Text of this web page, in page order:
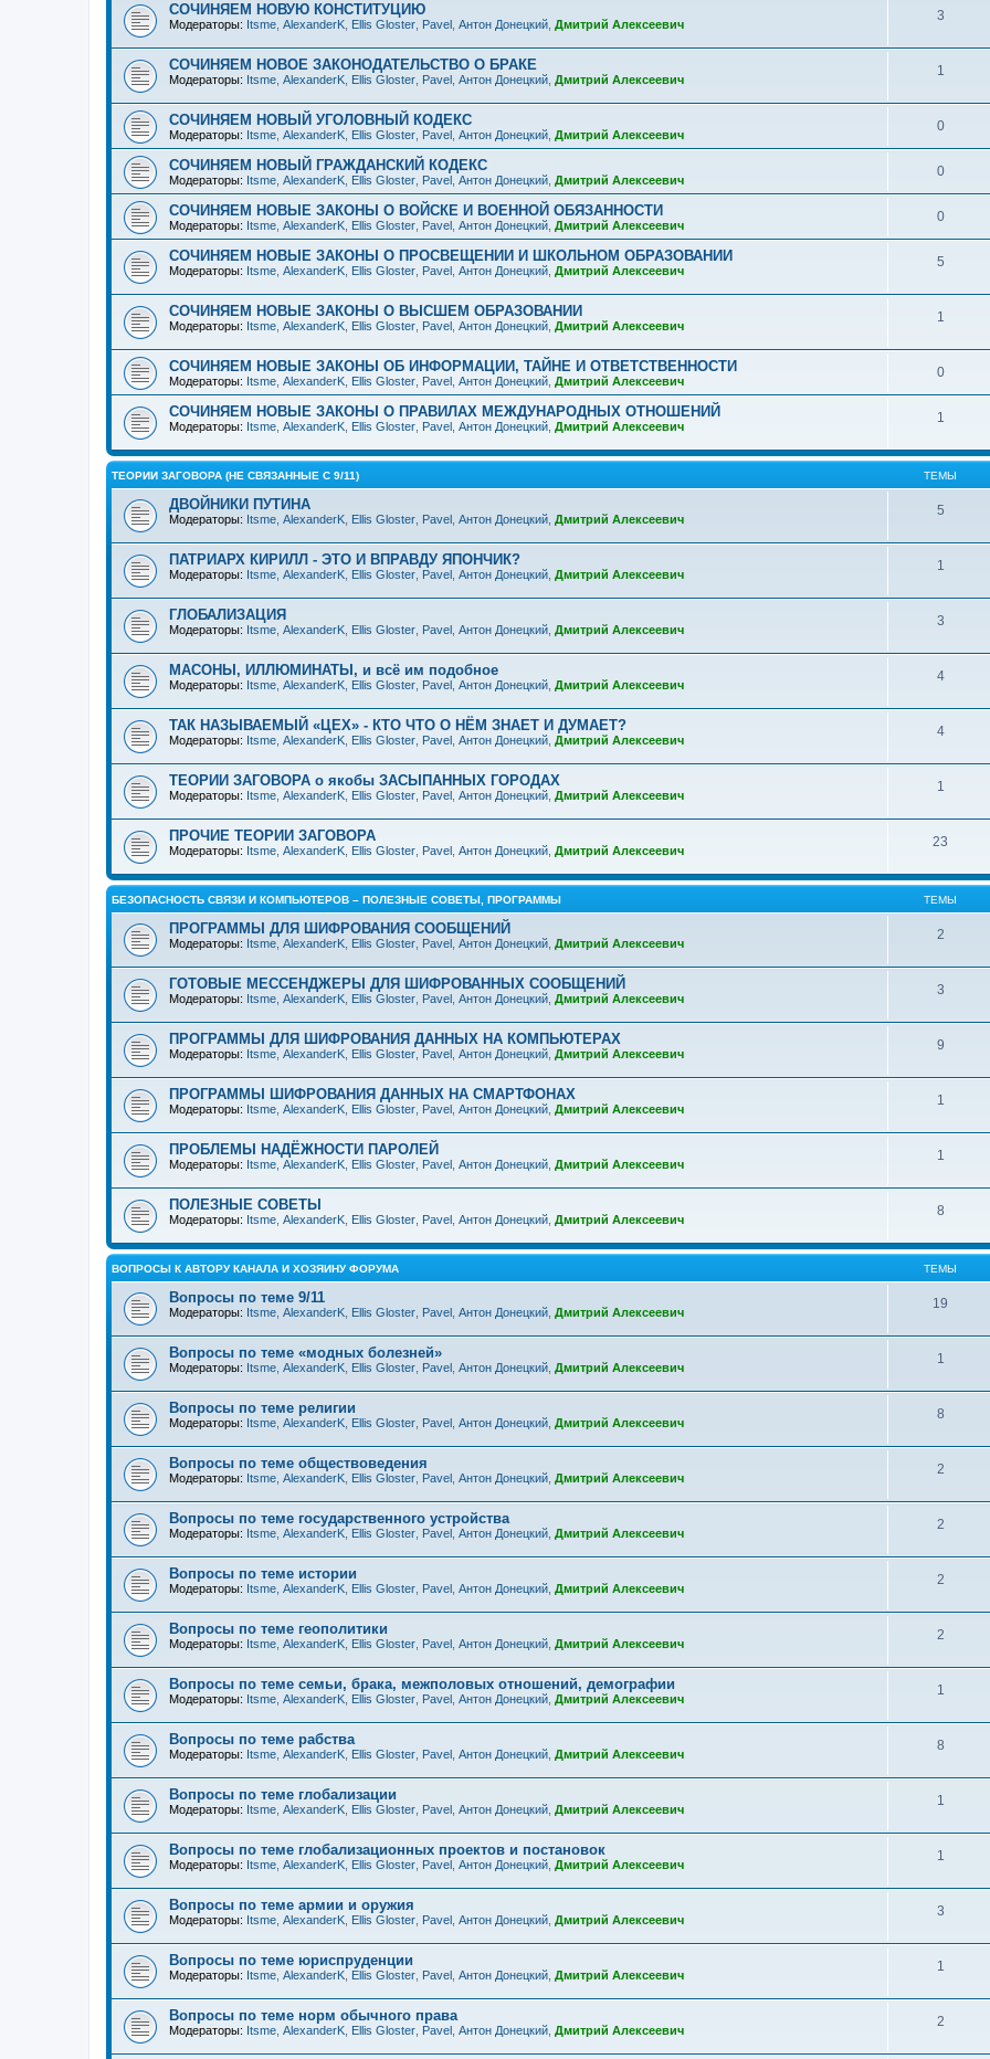
СОЧИНЯЕМ НОВУЮ КОНСТИТУЦИЮ
Модераторы: Itsme AlexanderK Ellis Gloster Pavel Антон Донецкий Дмитрий Алексеевич
3
СОЧИНЯЕМ НОВОЕ ЗАКОНОДАТЕЛЬСТВО О БРАКЕ
Модераторы: Itsme AlexanderK Ellis Gloster Pavel Антон Донецкий Дмитрий Алексеевич
1
СОЧИНЯЕМ НОВЫЙ УГОЛОВНЫЙ КОДЕКС
Модераторы: Itsme AlexanderK Ellis Gloster Pavel Антон Донецкий Дмитрий Алексеевич
0
СОЧИНЯЕМ НОВЫЙ ГРАЖДАНСКИЙ КОДЕКС
Модераторы: Itsme AlexanderK Ellis Gloster Pavel Антон Донецкий Дмитрий Алексеевич
0
СОЧИНЯЕМ НОВЫЕ ЗАКОНЫ О ВОЙСКЕ И ВОЕННОЙ ОБЯЗАННОСТИ
Модераторы: Itsme AlexanderK Ellis Gloster Pavel Антон Донецкий Дмитрий Алексеевич
0
СОЧИНЯЕМ НОВЫЕ ЗАКОНЫ О ПРОСВЕЩЕНИИ И ШКОЛЬНОМ ОБРАЗОВАНИИ
Модераторы: Itsme AlexanderK Ellis Gloster Pavel Антон Донецкий Дмитрий Алексеевич
5
СОЧИНЯЕМ НОВЫЕ ЗАКОНЫ О ВЫСШЕМ ОБРАЗОВАНИИ
Модераторы: Itsme AlexanderK Ellis Gloster Pavel Антон Донецкий Дмитрий Алексеевич
1
СОЧИНЯЕМ НОВЫЕ ЗАКОНЫ ОБ ИНФОРМАЦИИ, ТАЙНЕ И ОТВЕТСТВЕННОСТИ
Модераторы: Itsme AlexanderK Ellis Gloster Pavel Антон Донецкий Дмитрий Алексеевич
0
СОЧИНЯЕМ НОВЫЕ ЗАКОНЫ О ПРАВИЛАХ МЕЖДУНАРОДНЫХ ОТНОШЕНИЙ
Модераторы: Itsme AlexanderK Ellis Gloster Pavel Антон Донецкий Дмитрий Алексеевич
1
ТЕОРИИ ЗАГОВОРА (НЕ СВЯЗАННЫЕ С 9/11) ТЕМЫ
ДВОЙНИКИ ПУТИНА
Модераторы: Itsme AlexanderK Ellis Gloster Pavel Антон Донецкий Дмитрий Алексеевич
5
ПАТРИАРХ КИРИЛЛ - ЭТО И ВПРАВДУ ЯПОНЧИК?
Модераторы: Itsme AlexanderK Ellis Gloster Pavel Антон Донецкий Дмитрий Алексеевич
1
ГЛОБАЛИЗАЦИЯ
Модераторы: Itsme AlexanderK Ellis Gloster Pavel Антон Донецкий Дмитрий Алексеевич
3
МАСОНЫ, ИЛЛЮМИНАТЫ, и всё им подобное
Модераторы: Itsme AlexanderK Ellis Gloster Pavel Антон Донецкий Дмитрий Алексеевич
4
ТАК НАЗЫВАЕМЫЙ «ЦЕХ» - КТО ЧТО О НЁМ ЗНАЕТ И ДУМАЕТ?
Модераторы: Itsme AlexanderK Ellis Gloster Pavel Антон Донецкий Дмитрий Алексеевич
4
ТЕОРИИ ЗАГОВОРА о якобы ЗАСЫПАННЫХ ГОРОДАХ
Модераторы: Itsme AlexanderK Ellis Gloster Pavel Антон Донецкий Дмитрий Алексеевич
1
ПРОЧИЕ ТЕОРИИ ЗАГОВОРА
Модераторы: Itsme AlexanderK Ellis Gloster Pavel Антон Донецкий Дмитрий Алексеевич
23
БЕЗОПАСНОСТЬ СВЯЗИ И КОМПЬЮТЕРОВ – ПОЛЕЗНЫЕ СОВЕТЫ, ПРОГРАММЫ ТЕМЫ
ПРОГРАММЫ ДЛЯ ШИФРОВАНИЯ СООБЩЕНИЙ
Модераторы: Itsme AlexanderK Ellis Gloster Pavel Антон Донецкий Дмитрий Алексеевич
2
ГОТОВЫЕ МЕССЕНДЖЕРЫ ДЛЯ ШИФРОВАННЫХ СООБЩЕНИЙ
Модераторы: Itsme AlexanderK Ellis Gloster Pavel Антон Донецкий Дмитрий Алексеевич
3
ПРОГРАММЫ ДЛЯ ШИФРОВАНИЯ ДАННЫХ НА КОМПЬЮТЕРАХ
Модераторы: Itsme AlexanderK Ellis Gloster Pavel Антон Донецкий Дмитрий Алексеевич
9
ПРОГРАММЫ ШИФРОВАНИЯ ДАННЫХ НА СМАРТФОНАХ
Модераторы: Itsme AlexanderK Ellis Gloster Pavel Антон Донецкий Дмитрий Алексеевич
1
ПРОБЛЕМЫ НАДЁЖНОСТИ ПАРОЛЕЙ
Модераторы: Itsme AlexanderK Ellis Gloster Pavel Антон Донецкий Дмитрий Алексеевич
1
ПОЛЕЗНЫЕ СОВЕТЫ
Модераторы: Itsme AlexanderK Ellis Gloster Pavel Антон Донецкий Дмитрий Алексеевич
8
ВОПРОСЫ К АВТОРУ КАНАЛА И ХОЗЯИНУ ФОРУМА ТЕМЫ
Вопросы по теме 9/11
Модераторы: Itsme AlexanderK Ellis Gloster Pavel Антон Донецкий Дмитрий Алексеевич
19
Вопросы по теме «модных болезней»
Модераторы: Itsme AlexanderK Ellis Gloster Pavel Антон Донецкий Дмитрий Алексеевич
1
Вопросы по теме религии
Модераторы: Itsme AlexanderK Ellis Gloster Pavel Антон Донецкий Дмитрий Алексеевич
8
Вопросы по теме обществоведения
Модераторы: Itsme AlexanderK Ellis Gloster Pavel Антон Донецкий Дмитрий Алексеевич
2
Вопросы по теме государственного устройства
Модераторы: Itsme AlexanderK Ellis Gloster Pavel Антон Донецкий Дмитрий Алексеевич
2
Вопросы по теме истории
Модераторы: Itsme AlexanderK Ellis Gloster Pavel Антон Донецкий Дмитрий Алексеевич
2
Вопросы по теме геополитики
Модераторы: Itsme AlexanderK Ellis Gloster Pavel Антон Донецкий Дмитрий Алексеевич
2
Вопросы по теме семьи, брака, межполовых отношений, демографии
Модераторы: Itsme AlexanderK Ellis Gloster Pavel Антон Донецкий Дмитрий Алексеевич
1
Вопросы по теме рабства
Модераторы: Itsme AlexanderK Ellis Gloster Pavel Антон Донецкий Дмитрий Алексеевич
8
Вопросы по теме глобализации
Модераторы: Itsme AlexanderK Ellis Gloster Pavel Антон Донецкий Дмитрий Алексеевич
1
Вопросы по теме глобализационных проектов и постановок
Модераторы: Itsme AlexanderK Ellis Gloster Pavel Антон Донецкий Дмитрий Алексеевич
1
Вопросы по теме армии и оружия
Модераторы: Itsme AlexanderK Ellis Gloster Pavel Антон Донецкий Дмитрий Алексеевич
3
Вопросы по теме юриспруденции
Модераторы: Itsme AlexanderK Ellis Gloster Pavel Антон Донецкий Дмитрий Алексеевич
1
Вопросы по теме норм обычного права
Модераторы: Itsme AlexanderK Ellis Gloster Pavel Антон Донецкий Дмитрий Алексеевич
2